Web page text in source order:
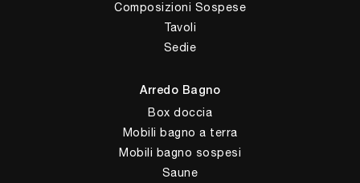
Composizioni Sospese
Tavoli
Sedie
Arredo Bagno
Box doccia
Mobili bagno a terra
Mobili bagno sospesi
Saune